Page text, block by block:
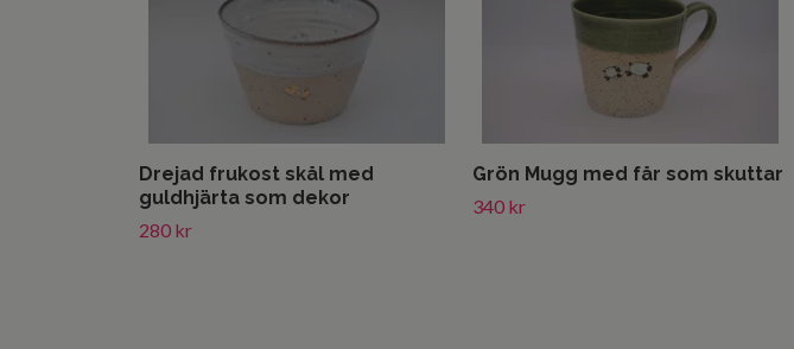
Drejad frukost skål med
guldhjärta som dekor
280 kr
Grön Mugg med får som skuttar
340 kr